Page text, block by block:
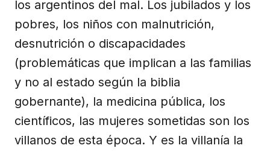
los argentinos del mal. Los jubilados y los
pobres, los niños con malnutrición,
desnutrición o discapacidades
(problemáticas que implican a las familias
y no al estado según la biblia
gobernante), la medicina pública, los
científicos, las mujeres sometidas son los
villanos de esta época. Y es la villanía la